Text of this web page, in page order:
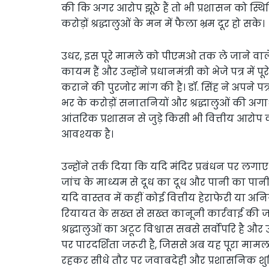
की कि अगर आरोप झूठे हैं तो भी प्रशासन को
करोड़ों श्रद्धालुओं के मन में फैला भ्रम दूर हो सके।
उधर, इस पूरे मामले को पीएमओ तक ले जाने वाले
कायम हैं और उन्होंने प्रधानमंत्री को भेजे पत्र में
कराने की पुरजोर मांग की है। डॉ. सिंह ने अपने
भर के करोड़ों सनातनियों और श्रद्धालुओं की
आंतरिक प्रशासन से जुड़े किसी भी वित्तीय आरोप
आवश्यक है।
उन्होंने तर्क दिया कि यदि मंदिर प्रबंधन पर
जांच के माध्यम से दूध का दूध और पानी का
यदि वास्तव में कहीं कोई वित्तीय हेराफेरी या
रियायत के सख्त से सख्त कानूनी कार्रवाई की
श्रद्धालुओं का अटूट विश्वास सबसे सर्वोपरि है
पर पारदर्शिता जरूरी है, जिससे अब यह पूरा
रहकर सीधे तौर पर जवाबदेही और प्रशासनिक